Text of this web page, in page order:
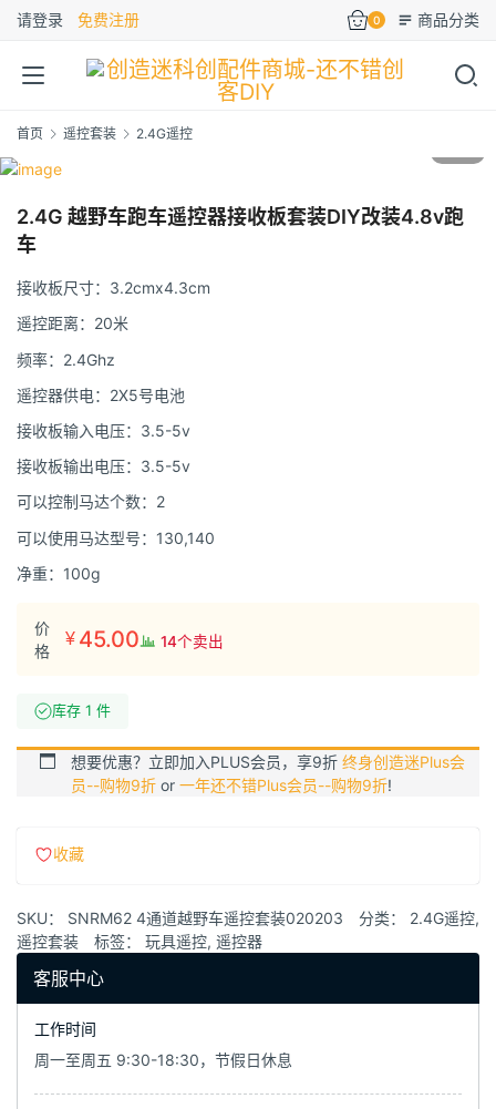
请登录 免费注册 0 商品分类
首页 遥控套装 2.4G遥控
2.4G 越野车跑车遥控器接收板套装DIY改装4.8v跑
车
接收板尺寸：3.2cmx4.3cm
遥控距离：20米
频率：2.4Ghz
遥控器供电：2X5号电池
接收板输入电压：3.5-5v
接收板输出电压：3.5-5v
可以控制马达个数：2
可以使用马达型号：130,140
净重：100g
价
格
¥ 45.00 14个卖出
库存 1 件
想要优惠？立即加入PLUS会员，享9折 终身创造迷Plus会
员--购物9折 or 一年还不错Plus会员--购物9折!
收藏
SKU： SNRM62 4通道越野车遥控套装020203 分类： 2.4G遥控,
遥控套装
标签： 玩具遥控, 遥控器
客服中心
工作时间
周一至周五 9:30-18:30，节假日休息